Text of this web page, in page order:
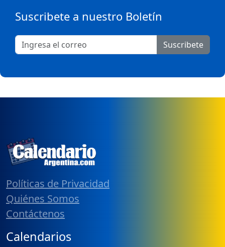
Suscribete a nuestro Boletín
Suscribete
Políticas de Privacidad
Quiénes Somos
Contáctenos
Calendarios